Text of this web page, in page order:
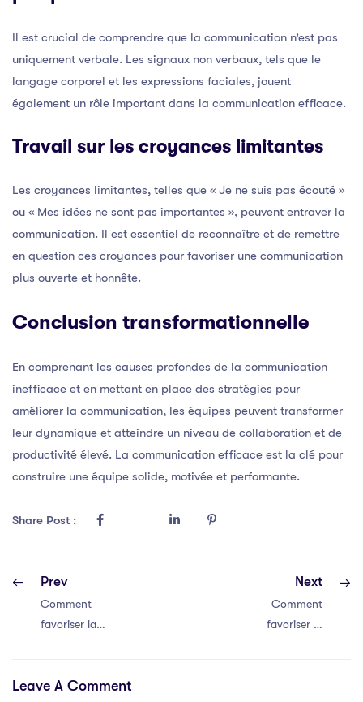
Il est crucial de comprendre que la communication n’est pas
uniquement verbale. Les signaux non verbaux, tels que le
langage corporel et les expressions faciales, jouent
également un rôle important dans la communication efficace.
Travail sur les croyances limitantes
Les croyances limitantes, telles que « Je ne suis pas écouté »
ou « Mes idées ne sont pas importantes », peuvent entraver la
communication. Il est essentiel de reconnaître et de remettre
en question ces croyances pour favoriser une communication
plus ouverte et honnête.
Conclusion transformationnelle
En comprenant les causes profondes de la communication
inefficace et en mettant en place des stratégies pour
améliorer la communication, les équipes peuvent transformer
leur dynamique et atteindre un niveau de collaboration et de
productivité élevé. La communication efficace est la clé pour
construire une équipe solide, motivée et performante.
Share Post :
Prev
Comment
favoriser la
de votre équipe
Next
Comment
favoriser la
Leave A Comment